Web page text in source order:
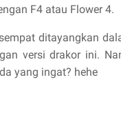
F4 atau Flower 4.
ditayangkan
versi drakor ini.
yang ingat? hehe